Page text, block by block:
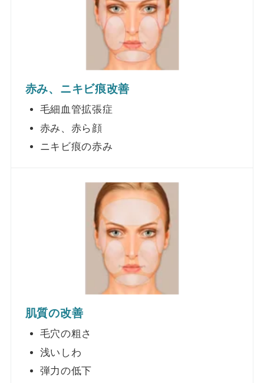
赤み、ニキビ痕改善
毛細血管拡張症
赤み、赤ら顔
ニキビ痕の赤み
肌質の改善
毛穴の粗さ
浅いしわ
弾力の低下